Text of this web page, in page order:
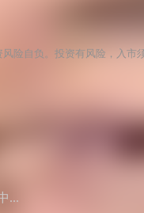
险自负。投资有风险，入市
...